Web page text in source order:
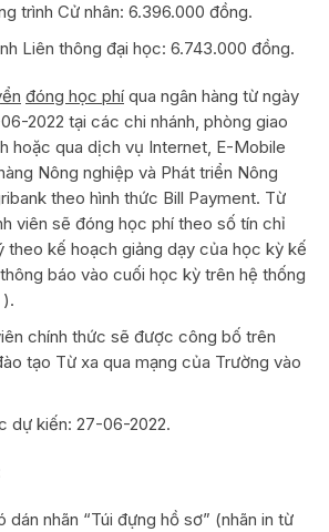
Cử nhân: 6.396.000 đồng.
Liên thông đại học: 6.743.000 đồng.
ển đóng học phí qua ngân hàng từ ngày
2022 tại các chi nhánh, phòng giao
hoặc qua dịch vụ Internet, E-Mobile
Nông nghiệp và Phát triển Nông
theo hình thức Bill Payment. Từ
viên sẽ đóng học phí theo số tín chỉ
theo kế hoạch giảng dạy của học kỳ kế
báo vào cuối học kỳ trên hệ thống
).
chính thức sẽ được công bố trên
tạo Từ xa qua mạng của Trường vào
dự kiến: 27-06-2022.
dán nhãn “Túi đựng hồ sơ” (nhãn in từ